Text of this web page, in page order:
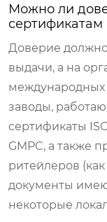
Можно ли
сертификатам
Доверие
выдачи, а на
международных
заводы,
сертификаты
GMPC, а также
ритейлеров
документы
некоторые